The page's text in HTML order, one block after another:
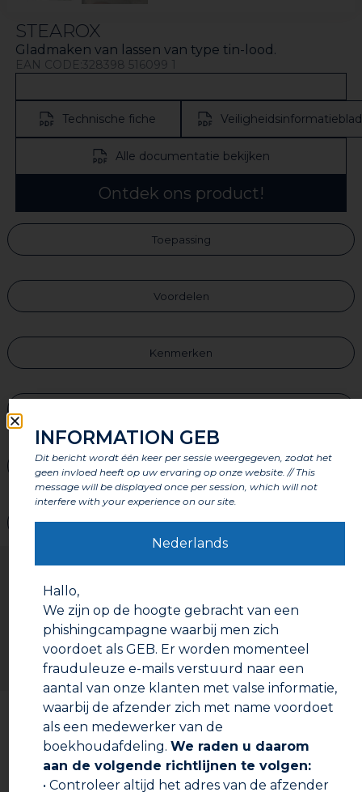
STEAROX
Gladmaken van lassen van type tin-lood.
EAN CODE:328398 516099 1
Technische fiche Veiligheidsinformatieblad
Alle documentatie bekijken
Ontdek ons product!
Toepassing
Voordelen
Kenmerken
Labels en certificeringen
Waarschuwingen
Gebruiksaanwijzing
Maak de soldeernaad glad voor het uitharden.
Documentatie om te downloaden
Technische fiche
Veiligheidsinformatieblad
INFORMATION GEB
Dit bericht wordt één keer per sessie weergegeven, zodat het
geen invloed heeft op uw ervaring op onze website. // This
message will be displayed once per session, which will not
interfere with your experience on our site.
Nederlands
Hallo,
We zijn op de hoogte gebracht van een
phishingcampagne waarbij men zich
voordoet als GEB. Er worden momenteel
frauduleuze e-mails verstuurd naar een
aantal van onze klanten met valse informatie,
waarbij de afzender zich met name voordoet
als een medewerker van de
boekhoudafdeling. We raden u daarom
aan de volgende richtlijnen te volgen:
• Controleer altijd het adres van de afzender